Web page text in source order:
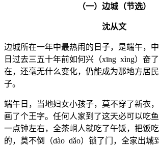
（一）边城（节选）
沈从文
边城所在一年中最热闹的日子，是端午，
日过去三五十年前如何兴（xīng xìng）奋
在，还毫无什么变化，仍能成为那地方居
子。
端午日，当地妇女小孩子，莫不穿了新衣
画了个王字。任何人家到了这天必可以吃
一点钟左右，全茶峒人就吃了午饭，把饭
的，莫不倒（dào dǎo）锁了门，全家出城